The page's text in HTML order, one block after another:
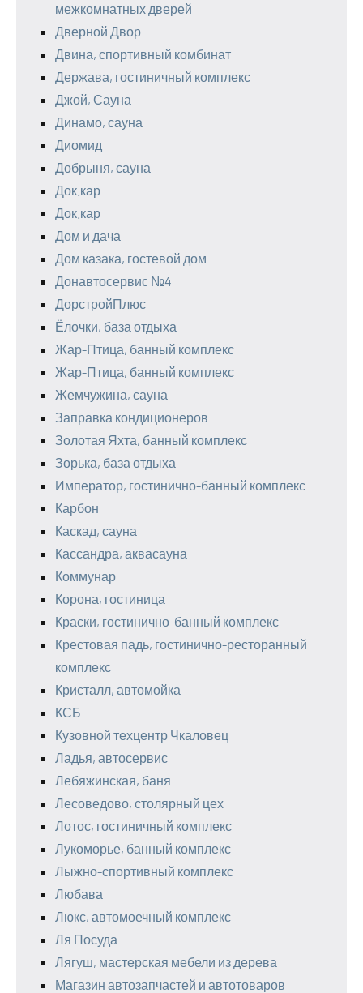
межкомнатных дверей
Дверной Двор
Двина, спортивный комбинат
Держава, гостиничный комплекс
Джой, Сауна
Динамо, сауна
Диомид
Добрыня, сауна
Док.кар
Док.кар
Дом и дача
Дом казака, гостевой дом
Донавтосервис №4
ДорстройПлюс
Ёлочки, база отдыха
Жар-Птица, банный комплекс
Жар-Птица, банный комплекс
Жемчужина, сауна
Заправка кондиционеров
Золотая Яхта, банный комплекс
Зорька, база отдыха
Император, гостинично-банный комплекс
Карбон
Каскад, сауна
Кассандра, аквасауна
Коммунар
Корона, гостиница
Краски, гостинично-банный комплекс
Крестовая падь, гостинично-ресторанный
комплекс
Кристалл, автомойка
КСБ
Кузовной техцентр Чкаловец
Ладья, автосервис
Лебяжинская, баня
Лесоведово, столярный цех
Лотос, гостиничный комплекс
Лукоморье, банный комплекс
Лыжно-спортивный комплекс
Любава
Люкс, автомоечный комплекс
Ля Посуда
Лягуш, мастерская мебели из дерева
Магазин автозапчастей и автотоваров